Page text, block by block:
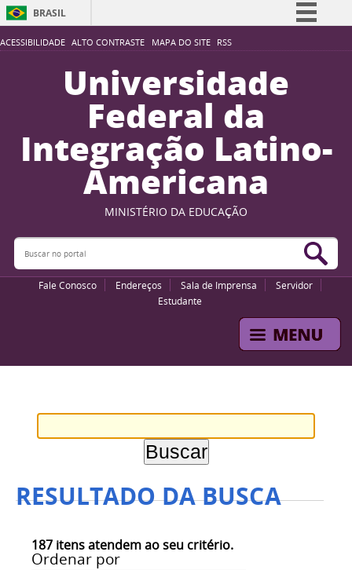
ACESSIBILIDADE ALTO CONTRASTE MAPA DO SITE RSS
BRASIL
Simplifique!
Participe
Acesso à informação
Legislação
Canais
Universidade
Federal da
Integração Latino-
Americana
MINISTÉRIO DA EDUCAÇÃO
Buscar no portal
Fale Conosco Endereços Sala de Imprensa
Servidor
Estudante
RESULTADO DA BUSCA
187 itens atendem ao seu critério.
Ordenar por